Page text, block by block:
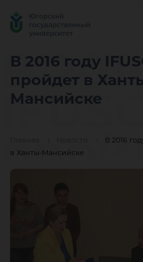
В 2016 году
пройдет в
Мансийске
В 2016
в Ханты-Мансийске
В